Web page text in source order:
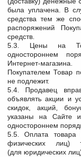
была уплачена. В
средства тем же
распоряжений
средств.
5.3. Цены на
одностороннем
Интернет-
Покупателем Товар
не подлежит.
5.4. Продавец
объявлять акции и
скидок, акций,
указаны на Сайте
одностороннем
5.5. Оплата товара
физических лиц)
(для юридических